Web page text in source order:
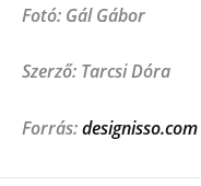
Fotó: Gál Gábor
Szerző: Tarcsi Dóra
Forrás:designisso.com